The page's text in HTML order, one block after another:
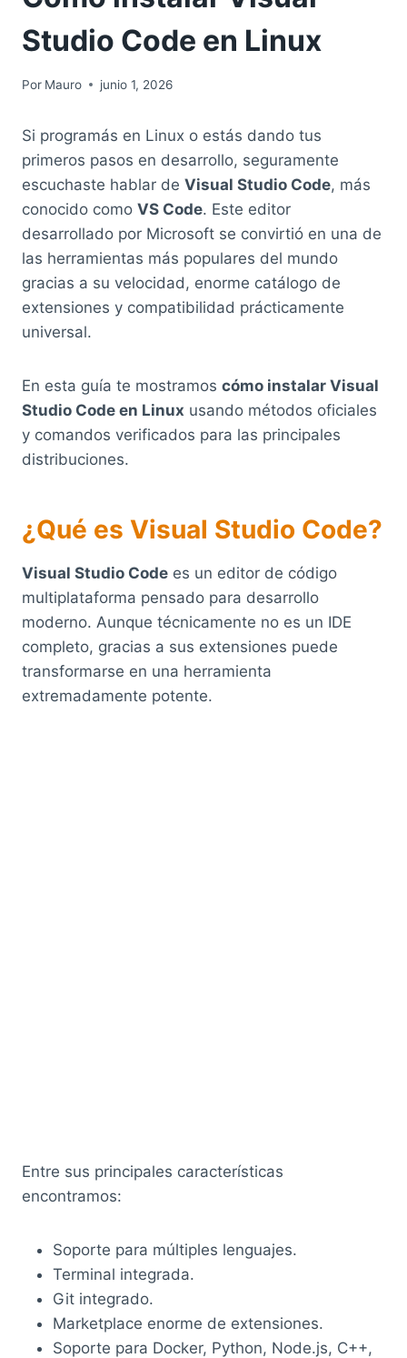
Studio Code en Linux
Por Mauro junio 1, 2026
Si programás en Linux o estás dando tus
primeros pasos en desarrollo, seguramente
escuchaste hablar de Visual Studio Code, más
conocido como VS Code. Este editor
desarrollado por Microsoft se convirtió en una de
las herramientas más populares del mundo
gracias a su velocidad, enorme catálogo de
extensiones y compatibilidad prácticamente
universal.
En esta guía te mostramos cómo instalar Visual
Studio Code en Linux usando métodos oficiales
y comandos verificados para las principales
distribuciones.
¿Qué es Visual Studio Code?
Visual Studio Code es un editor de código
multiplataforma pensado para desarrollo
moderno. Aunque técnicamente no es un IDE
completo, gracias a sus extensiones puede
transformarse en una herramienta
extremadamente potente.
Entre sus principales características
encontramos:
Soporte para múltiples lenguajes.
Terminal integrada.
Git integrado.
Marketplace enorme de extensiones.
Soporte para Docker, Python, Node.js, C++,